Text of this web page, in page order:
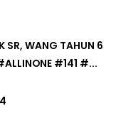
SR, WANG TAHUN 6
#141 #...